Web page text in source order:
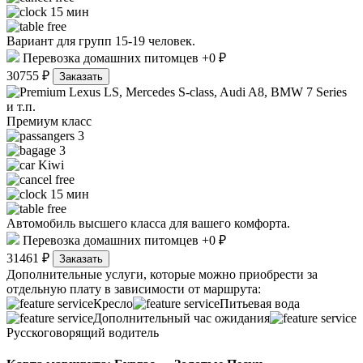
15 мин
free
Вариант для групп 15-19 человек.
Перевозка домашних питомцев +0 ₽
30755 ₽
Заказать
Lexus LS, Mercedes S-class, Audi A8, BMW 7 Series
и т.п.
Премиум класс
3
3
Kiwi
free
15 мин
free
Автомобиль высшего класса для вашего комфорта.
Перевозка домашних питомцев +0 ₽
31461 ₽
Заказать
Дополнительные услуги, которые можно приобрести за
отдельную плату в зависимости от маршрута:
Кресло
Питьевая вода
Дополнительный час ожидания
Русскоговорящий водитель